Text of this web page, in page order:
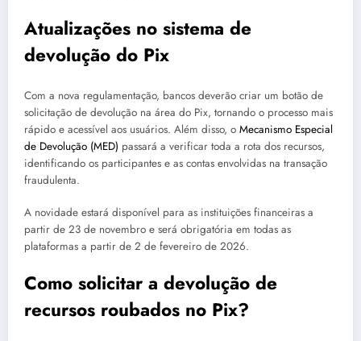
Atualizações no sistema de
devolução do Pix
Com a nova regulamentação, bancos deverão criar um botão de
solicitação de devolução na área do Pix, tornando o processo mais
rápido e acessível aos usuários. Além disso, o Mecanismo Especial
de Devolução (MED) passará a verificar toda a rota dos recursos,
identificando os participantes e as contas envolvidas na transação
fraudulenta.
A novidade estará disponível para as instituições financeiras a
partir de 23 de novembro e será obrigatória em todas as
plataformas a partir de 2 de fevereiro de 2026.
Como solicitar a devolução de
recursos roubados no Pix?